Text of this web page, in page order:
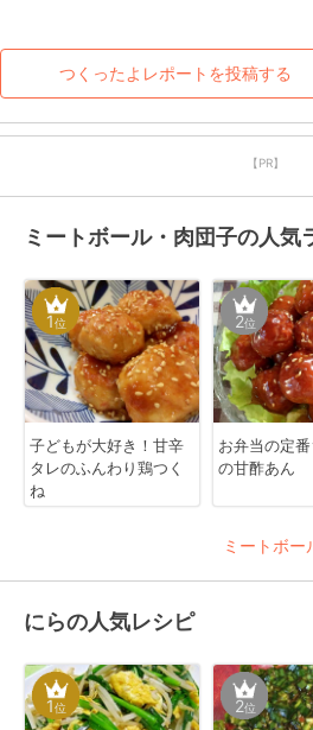
つくったよレポートを投稿する
【PR】
ミートボール・肉団子の人気
1位
子どもが大好き！甘辛
タレのふんわり鶏つく
ね
2位
お弁当の定
の甘酢あん
ミートボ
にらの人気レシピ
1位 2位